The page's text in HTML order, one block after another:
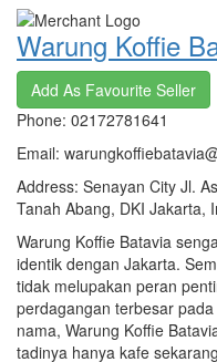
Warung Koffie
Add As Favourite Seller
Phone: 02172781641
Email:
Address: Senayan City Jl.
Tanah Abang, DKI Jakarta,
Warung Koffie Batavia
identik dengan Jakarta.
tidak melupakan peran
perdagangan terbesar
nama, Warung Koffie
tadinya hanya kafe